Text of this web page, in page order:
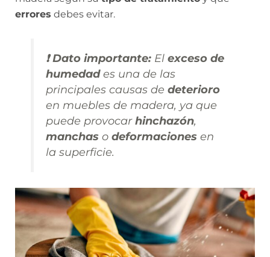
errores debes evitar.
❗️ Dato importante: Elexceso de
humedades una de las
principales causas dedeterioro
en muebles de madera, ya que
puede provocarhinchazón,
manchas odeformaciones en
la superficie.